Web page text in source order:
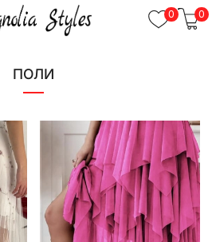
0 0
ПОЛИ